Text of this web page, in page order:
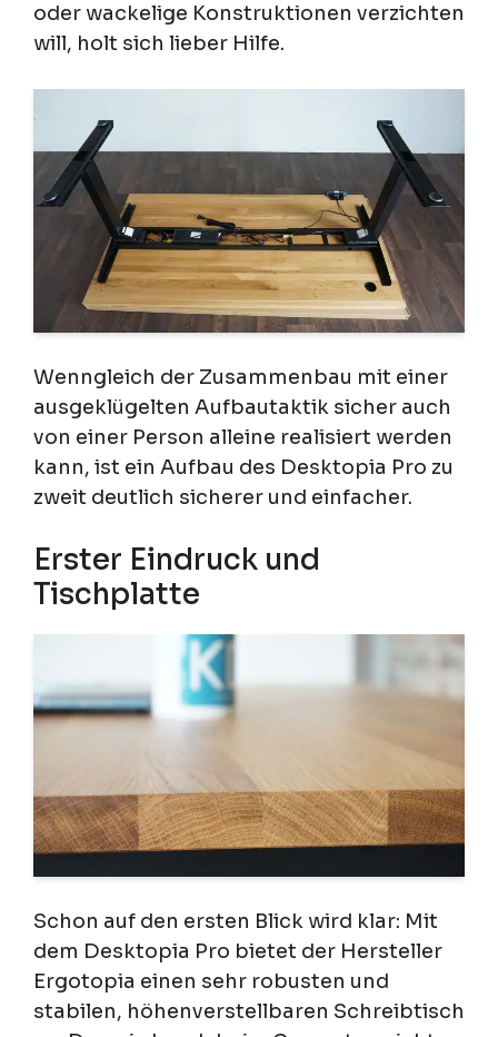
oder wackelige Konstruktionen verzichten
will, holt sich lieber Hilfe.
Wenngleich der Zusammenbau mit einer
ausgeklügelten Aufbautaktik sicher auch
von einer Person alleine realisiert werden
kann, ist ein Aufbau des Desktopia Pro zu
zweit deutlich sicherer und einfacher.
Erster Eindruck und
Tischplatte
Schon auf den ersten Blick wird klar: Mit
dem Desktopia Pro bietet der Hersteller
Ergotopia einen sehr robusten und
stabilen, höhenverstellbaren Schreibtisch